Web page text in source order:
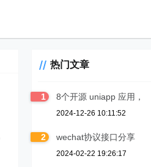
热门文章
1 8个开源 uniapp 应用，
2024-12-26 10:11:52
2 wechat协议接口分享
2024-02-22 19:26:17